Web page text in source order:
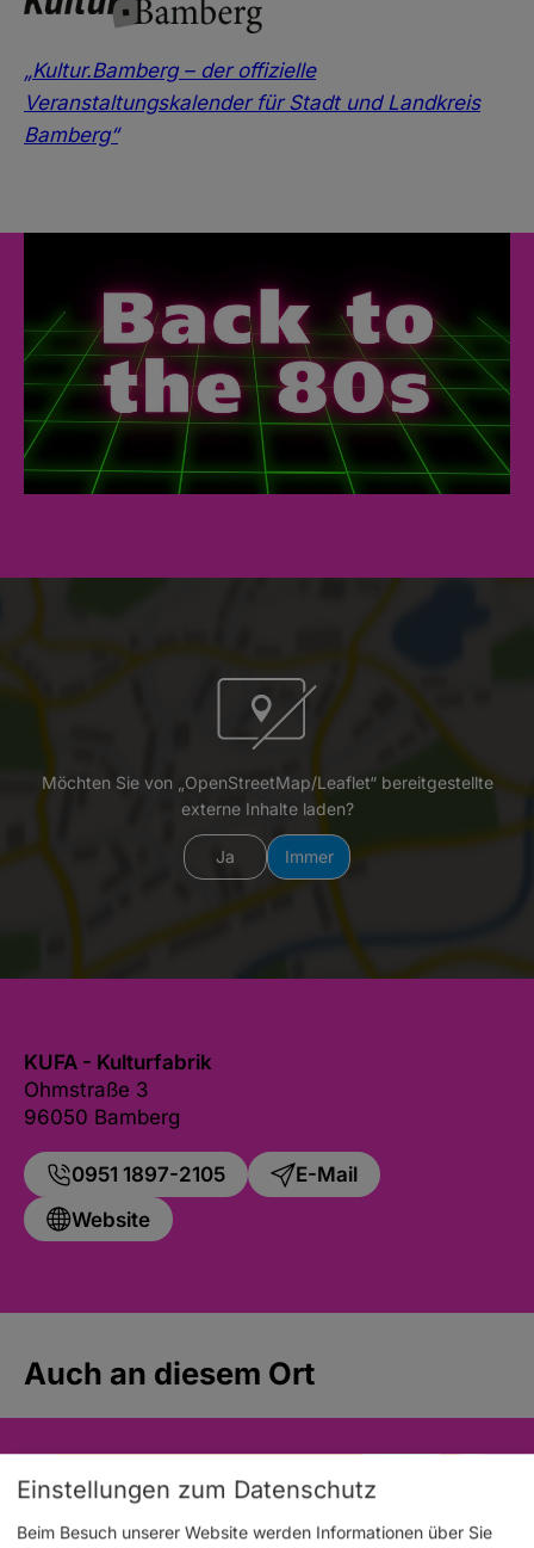
„Kultur.Bamberg – der offizielle
Veranstaltungskalender für Stadt und Landkreis
Bamberg“
Möchten Sie von „OpenStreetMap/Leaflet“ bereitgestellte
externe Inhalte laden?
Ja Immer
KUFA - Kulturfabrik
Ohmstraße 3
96050 Bamberg
0951 1897-2105
E-Mail
Website
Auch an diesem Ort
Einstellungen zum Datenschutz
Beim Besuch unserer Website werden Informationen über Sie